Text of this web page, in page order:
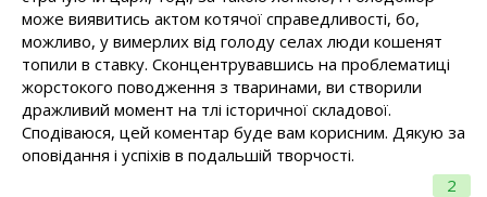
2
може виявитись актом котячої справедливості, бо,
можливо, у вимерлих від голоду селах люди кошенят
топили в ставку. Сконцентрувавшись на проблематиці
жорстокого поводження з тваринами, ви створили
дражливий момент на тлі історичної складової.
Сподіваюся, цей коментар буде вам корисним. Дякую за
оповідання і успіхів в подальшій творчості.